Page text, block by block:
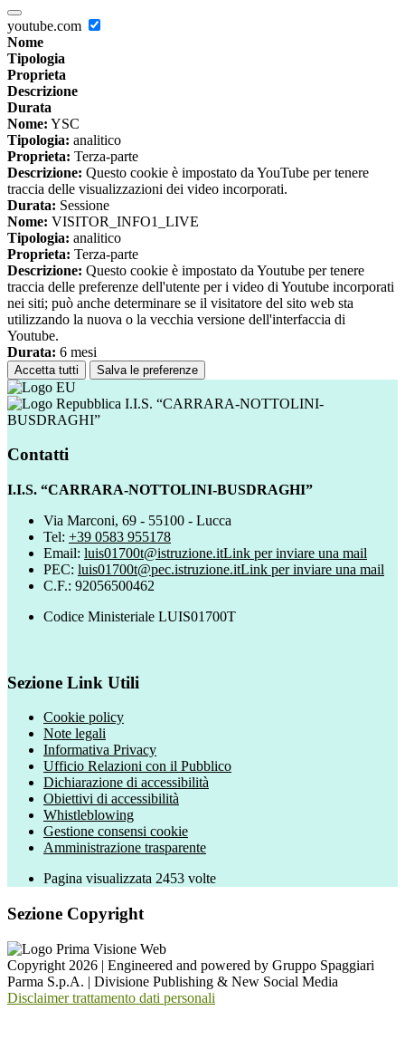
youtube.com
Nome
Tipologia
Proprieta
Descrizione
Durata
Nome: YSC
Tipologia: analitico
Proprieta: Terza-parte
Descrizione: Questo cookie è impostato da YouTube per tenere
traccia delle visualizzazioni dei video incorporati.
Durata: Sessione
Nome: VISITOR_INFO1_LIVE
Tipologia: analitico
Proprieta: Terza-parte
Descrizione: Questo cookie è impostato da Youtube per tenere
traccia delle preferenze dell'utente per i video di Youtube incorporati
nei siti; può anche determinare se il visitatore del sito web sta
utilizzando la nuova o la vecchia versione dell'interfaccia di
Youtube.
Durata: 6 mesi
Accetta tutti Salva le preferenze
I.I.S. “CARRARA-NOTTOLINI-
BUSDRAGHI”
Contatti
I.I.S. “CARRARA-NOTTOLINI-BUSDRAGHI”
Via Marconi, 69 - 55100 - Lucca
Tel: +39 0583 955178
Email: luis01700t@istruzione.itLink per inviare una mail
PEC: luis01700t@pec.istruzione.itLink per inviare una mail
C.F.: 92056500462
Codice Ministeriale LUIS01700T
Sezione Link Utili
Cookie policy
Note legali
Informativa Privacy
Ufficio Relazioni con il Pubblico
Dichiarazione di accessibilità
Obiettivi di accessibilità
Whistleblowing
Gestione consensi cookie
Amministrazione trasparente
Pagina visualizzata 2453 volte
Sezione Copyright
Copyright 2026 | Engineered and powered by Gruppo Spaggiari
Parma S.p.A. | Divisione Publishing & New Social Media
Disclaimer trattamento dati personali